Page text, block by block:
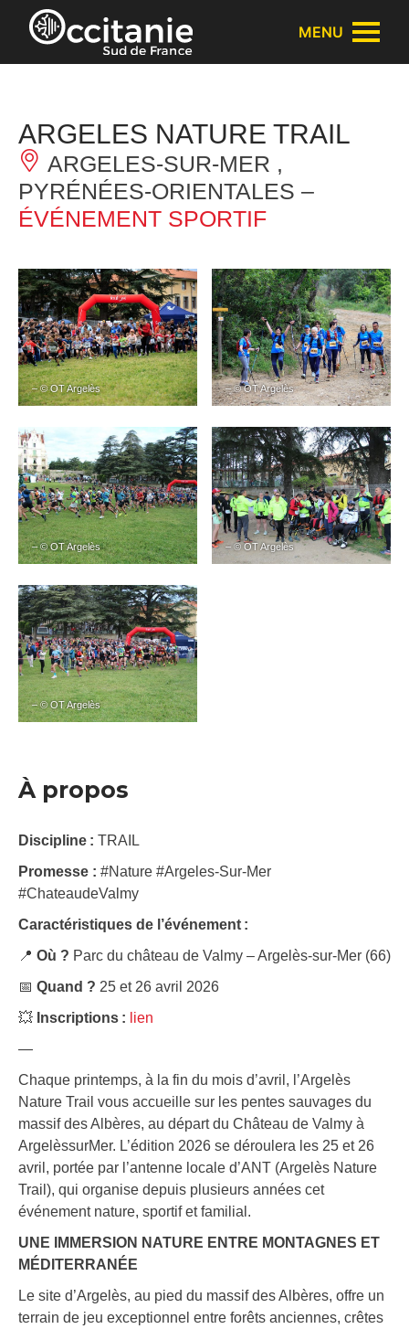
Panneau de gestion des cookies
MENU
ARGELES NATURE TRAIL
ARGELES-SUR-MER ,
PYRÉNÉES-ORIENTALES –
ÉVÉNEMENT SPORTIF
– © OT Argelès – © OT Argelès
– © OT Argelès – © OT Argelès
– © OT Argelès
À propos
Discipline : TRAIL
Promesse : #Nature #Argeles-Sur-Mer
#ChateaudeValmy
Caractéristiques de l’événement :
📍 Où ? Parc du château de Valmy – Argelès-sur-Mer (66)
📅 Quand ? 25 et 26 avril 2026
💥 Inscriptions : lien
—
Chaque printemps, à la fin du mois d’avril, l’Argelès
Nature Trail vous accueille sur les pentes sauvages du
massif des Albères, au départ du Château de Valmy à
ArgelèssurMer. L’édition 2026 se déroulera les 25 et 26
avril, portée par l’antenne locale d’ANT (Argelès Nature
Trail), qui organise depuis plusieurs années cet
événement nature, sportif et familial.
UNE IMMERSION NATURE ENTRE MONTAGNES ET
MÉDITERRANÉE
Le site d’Argelès, au pied du massif des Albères, offre un
terrain de jeu exceptionnel entre forêts anciennes, crêtes